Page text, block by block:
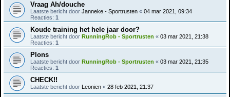
Vraag Ah/douche
Laatste bericht door Janneke - Sportrusten « 04 mar 2021, 09:34
Reacties: 1
Koude training het hele jaar door?
Laatste bericht door RunningRob - Sportrusten « 03 mar 2021, 21:38
Reacties: 1
Plons
Laatste bericht door RunningRob - Sportrusten « 03 mar 2021, 21:35
Reacties: 1
CHECK!!
Laatste bericht door Leonien « 28 feb 2021, 21:37